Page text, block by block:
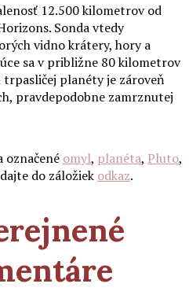
12.500 kilometrov od
Sonda vtedy
vidno krátery, hory a
sa v približne 80 kilometrov
trpasličej planéty je zároveň
pravdepodobne zamrznutej
označené omyl, planéta, Pluto,
do záložiek odkaz.